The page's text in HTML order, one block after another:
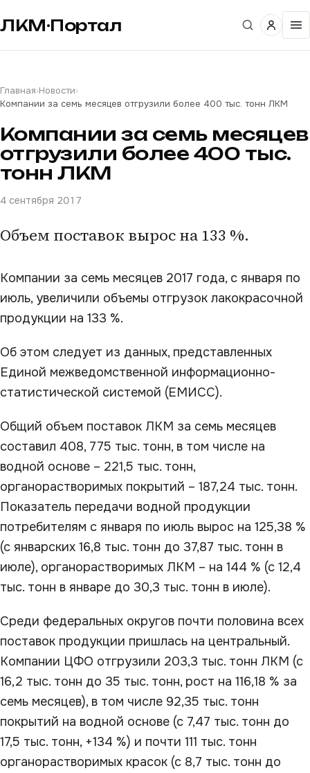
ЛКМ·Портал
Главная›Новости›
Компании за семь месяцев отгрузили более 400 тыс. тонн ЛКМ
Компании за семь месяцев
отгрузили более 400 тыс.
тонн ЛКМ
4 сентября 2017
Объем поставок вырос на 133 %.
Компании за семь месяцев 2017 года, с января по
июль, увеличили объемы отгрузок лакокрасочной
продукции на 133 %.
Об этом следует из данных, представленных
Единой межведомственной информационно-
статистической системой (ЕМИСС).
Общий объем поставок ЛКМ за семь месяцев
составил 408, 775 тыс. тонн, в том числе на
водной основе – 221,5 тыс. тонн,
органорастворимых покрытий – 187,24 тыс. тонн.
Показатель передачи водной продукции
потребителям с января по июль вырос на 125,38 %
(с январских 16,8 тыс. тонн до 37,87 тыс. тонн в
июле), органорастворимых ЛКМ – на 144 % (с 12,4
тыс. тонн в январе до 30,3 тыс. тонн в июле).
Среди федеральных округов почти половина всех
поставок продукции пришлась на центральный.
Компании ЦФО отгрузили 203,3 тыс. тонн ЛКМ (с
16,2 тыс. тонн до 35 тыс. тонн, рост на 116,18 % за
семь месяцев), в том числе 92,35 тыс. тонн
покрытий на водной основе (с 7,47 тыс. тонн до
17,5 тыс. тонн, +134 %) и почти 111 тыс. тонн
органорастворимых красок (с 8,7 тыс. тонн до